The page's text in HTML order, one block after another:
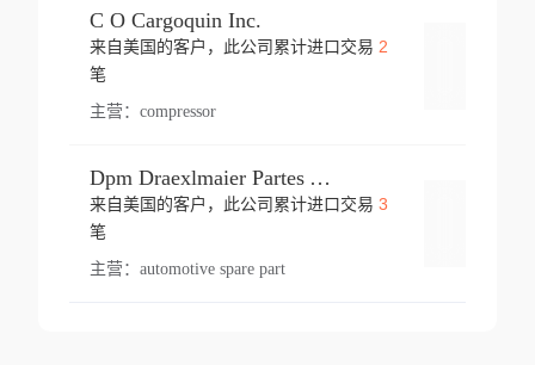
C O Cargoquin Inc.
来自美国的客户，此公司累计进口交易 2
笔
主营： compressor
Dpm Draexlmaier Partes Automotrices Corr Ind Huejotzingo
来自美国的客户，此公司累计进口交易 3
笔
主营： automotive spare part